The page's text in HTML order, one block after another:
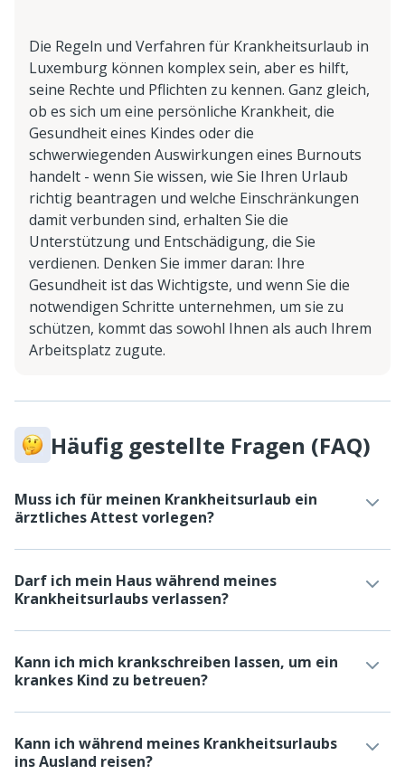
Die Regeln und Verfahren für Krankheitsurlaub in
Luxemburg können komplex sein, aber es hilft,
seine Rechte und Pflichten zu kennen. Ganz gleich,
ob es sich um eine persönliche Krankheit, die
Gesundheit eines Kindes oder die
schwerwiegenden Auswirkungen eines Burnouts
handelt - wenn Sie wissen, wie Sie Ihren Urlaub
richtig beantragen und welche Einschränkungen
damit verbunden sind, erhalten Sie die
Unterstützung und Entschädigung, die Sie
verdienen. Denken Sie immer daran: Ihre
Gesundheit ist das Wichtigste, und wenn Sie die
notwendigen Schritte unternehmen, um sie zu
schützen, kommt das sowohl Ihnen als auch Ihrem
Arbeitsplatz zugute.
Häufig gestellte Fragen (FAQ)
Muss ich für meinen Krankheitsurlaub ein
ärztliches Attest vorlegen?
Darf ich mein Haus während meines
Krankheitsurlaubs verlassen?
Kann ich mich krankschreiben lassen, um ein
krankes Kind zu betreuen?
Kann ich während meines Krankheitsurlaubs
ins Ausland reisen?